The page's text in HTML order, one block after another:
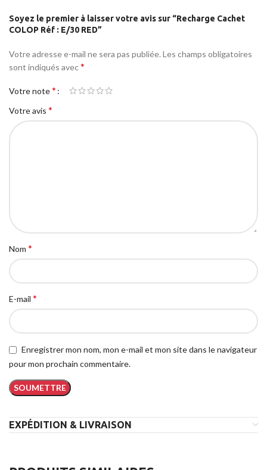
Soyez le premier à laisser votre avis sur “Recharge Cachet
COLOP Réf : E/30 RED”
Votre adresse e-mail ne sera pas publiée. Les champs obligatoires
sont indiqués avec*
Votre note*
Votre avis *
Nom *
E-mail *
Enregistrer mon nom, mon e-mail et mon site dans le navigateur
pour mon prochain commentaire.
EXPÉDITION & LIVRAISON